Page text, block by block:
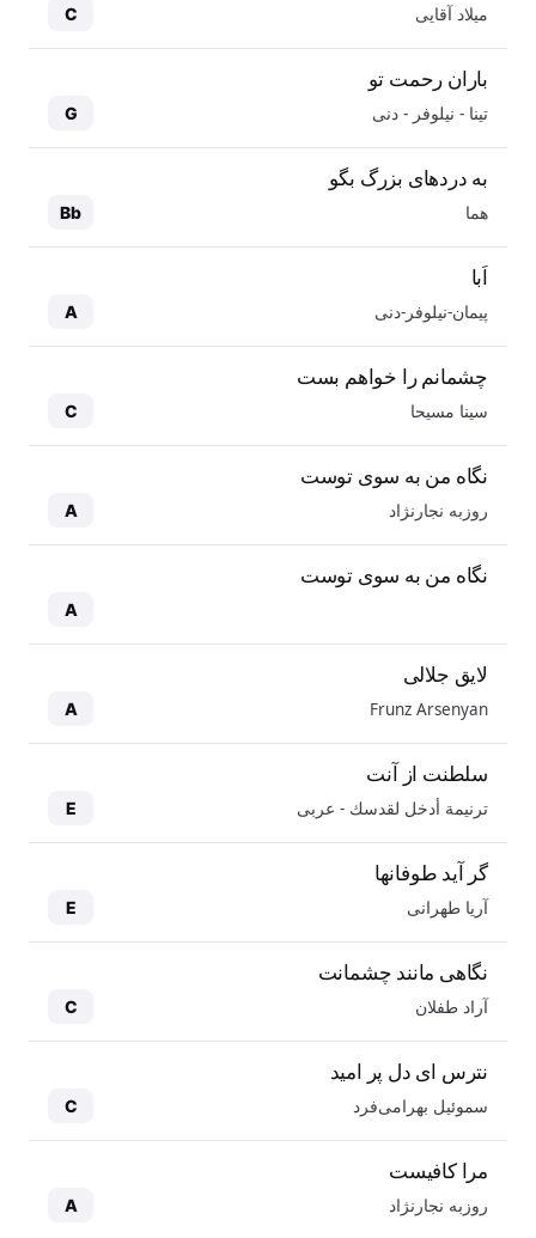
میلاد آقایی C
باران رحمت تو
تینا - نیلوفر - دنی G
به دردهای بزرگ بگو
هما Bb
اَبا
پیمان-نیلوفر-دنی A
چشمانم را خواهم بست
سینا مسیحا C
نگاه من به سوی توست
روزبه نجارنژاد A
نگاه من به سوی توست
A
لایق جلالی
Frunz Arsenyan
A
سلطنت از آنت
ترنيمة أدخل لقدسك - عربی E
گر آید طوفانها
آریا طهرانی E
نگاهی مانند چشمانت
آراد طفلان C
نترس ای دل پر امید
سموئیل بهرامی‌فرد C
مرا کافیست
روزبه نجارنژاد A